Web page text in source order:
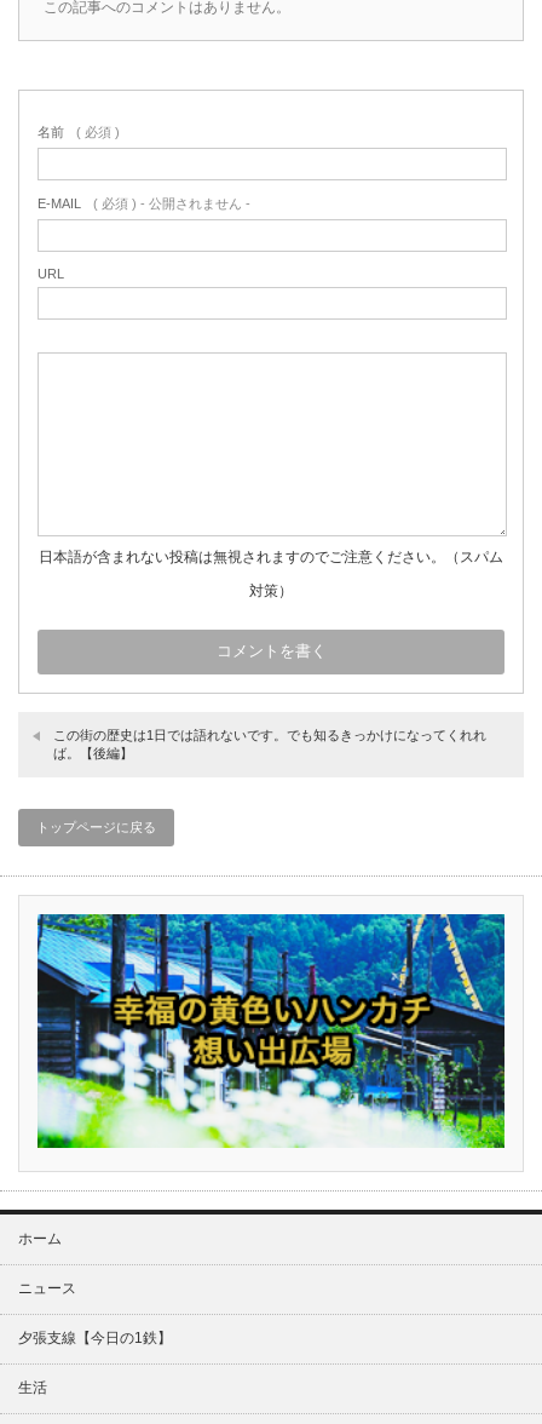
この記事へのコメントはありません。
名前 ( 必須 )
E-MAIL ( 必須 ) - 公開されません -
URL
日本語が含まれない投稿は無視されますのでご注意ください。（スパム
対策）
この街の歴史は1日では語れないです。でも知るきっかけになってくれれ
ば。【後編】
トップページに戻る
ホーム
ニュース
夕張支線【今日の1鉄】
生活